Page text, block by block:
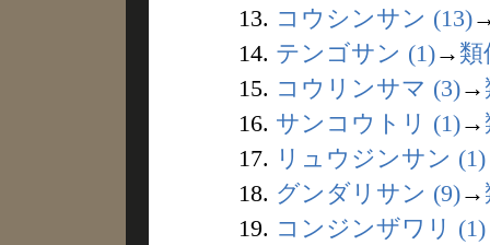
13. コウシンサン (13)
14. テンゴサン (1)→ 類
15. コウリンサマ (3)→
16. サンコウトリ (1)→
17. リュウジンサン (1)
18. グンダリサン (9)→
19. コンジンザワリ (1)